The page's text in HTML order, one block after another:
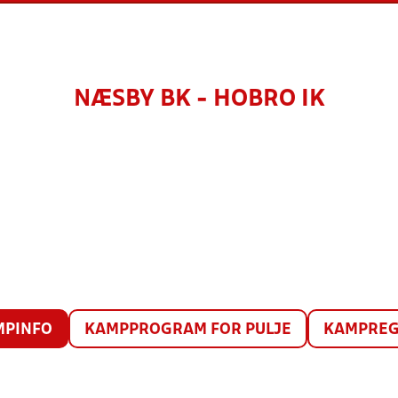
NÆSBY BK - HOBRO IK
KAMPPROGRAM FOR PULJE